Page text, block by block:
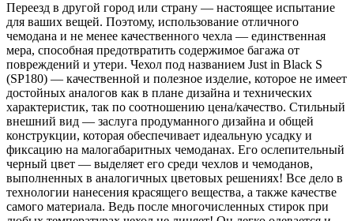
Переезд в другой город или страну — настоящее испытание
для ваших вещей. Поэтому, использование отличного
чемодана и не менее качественного чехла — единственная
мера, способная предотвратить содержимое багажа от
повреждений и утери. Чехол под названием Just in Black S
(SP180) — качественной и полезное изделие, которое не имеет
достойных аналогов как в плане дизайна и технических
характеристик, так по соотношению цена/качество. Стильный
внешний вид — заслуга продуманного дизайна и общей
конструкции, которая обеспечивает идеальную усадку и
фиксацию на малогабаритных чемоданах. Его ослепительный
черный цвет — выделяет его среди чехлов и чемоданов,
выполненных в аналогичных цветовых решениях! Все дело в
технологии нанесения красящего вещества, а также качестве
самого материала. Ведь после многочисленных стирок при